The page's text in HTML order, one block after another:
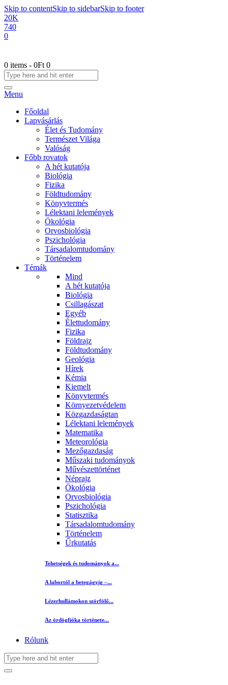
Skip to contentSkip to sidebarSkip to footer
20K
740
0
0 items - 0Ft 0
Menu
Főoldal
Lapvásárlás
Élet és Tudomány
Természet Világa
Valóság
Főbb rovatok
A hét kutatója
Biológia
Fizika
Földtudomány
Könyvtermés
Lélektani lelemények
Ökológia
Orvosbiológia
Pszichológia
Társadalomtudomány
Történelem
Témák
Mind
A hét kutatója
Biológia
Csillagászat
Egyéb
Élettudomány
Fizika
Földrajz
Földtudomány
Geológia
Hírek
Kémia
Kiemelt
Könyvtermés
Környezetvédelem
Közgazdaságtan
Lélektani lelemények
Matematika
Meteorológia
Mezőgazdaság
Műszaki tudományok
Művészettörténet
Néprajz
Ökológia
Orvosbiológia
Pszichológia
Statisztika
Társadalomtudomány
Történelem
Űrkutatás
Tehetségek és tudományok a...
A labortól a betegágyig –...
Lézerhullámokon szörfölő...
Az ördögfióka története...
Rólunk